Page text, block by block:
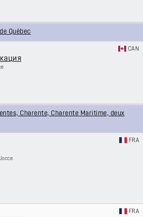
Québec
CAN
Charente, Charente Maritime, deux
FRA
FRA